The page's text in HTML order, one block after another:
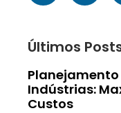
Últimos
Indústrias:
Custos